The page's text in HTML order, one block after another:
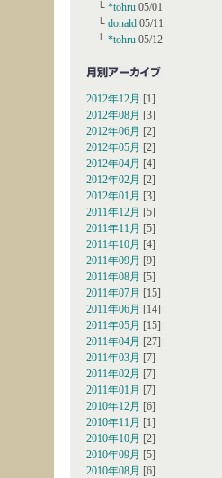
└ *tohru 05/01
└ donald 05/11
└ *tohru 05/12
2012年12月 [1]
2012年08月 [3]
2012年06月 [2]
2012年05月 [2]
2012年04月 [4]
2012年02月 [2]
2012年01月 [3]
2011年12月 [5]
2011年11月 [5]
2011年10月 [4]
2011年09月 [9]
2011年08月 [5]
2011年07月 [15]
2011年06月 [14]
2011年05月 [15]
2011年04月 [27]
2011年03月 [7]
2011年02月 [7]
2011年01月 [7]
2010年12月 [6]
2010年11月 [1]
2010年10月 [2]
2010年09月 [5]
2010年08月 [6]